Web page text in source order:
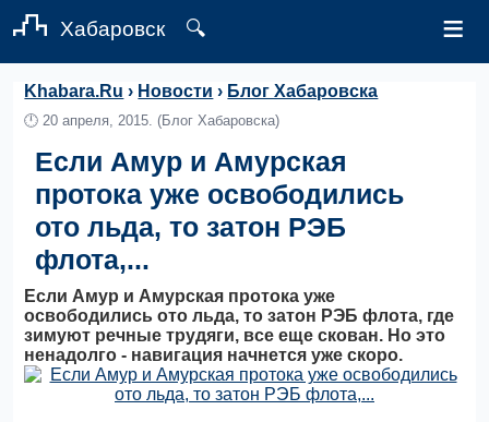
Хабаровск 🔍 ≡
Khabara.Ru › Новости › Блог Хабаровска
🕛20 апреля, 2015. (Блог Хабаровска)
Если Амур и Амурская
протока уже освободились
ото льда, то затон РЭБ
флота,...
Если Амур и Амурская протока уже
освободились ото льда, то затон РЭБ флота, где
зимуют речные трудяги, все еще скован. Но это
ненадолго - навигация начнется уже скоро.